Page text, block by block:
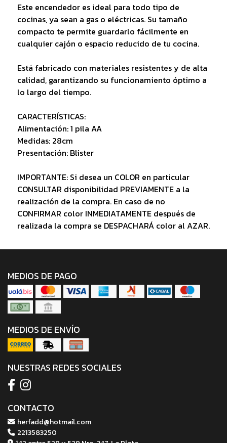
Este encendedor es ideal para todo tipo de
cocinas, ya sean a gas o eléctricas. Su tamaño
compacto te permite guardarlo fácilmente en
cualquier cajón o espacio reducido de tu cocina.
Está fabricado con materiales resistentes y de alta
calidad, garantizando su funcionamiento óptimo a
lo largo del tiempo.
CARACTERÍSTICAS:
Alimentación: 1 pila AA
Medidas: 28cm
Presentación: Blister
IMPORTANTE: Si desea un COLOR en particular
CONSULTAR disponibilidad PREVIAMENTE a la
realización de la compra. En caso de no
CONFIRMAR color INMEDIATAMENTE después de
realizada la compra se DESPACHARÁ color al AZAR.
MEDIOS DE PAGO
MEDIOS DE ENVÍO
NUESTRAS REDES SOCIALES
CONTACTO
herfadd@hotmail.com
2213583250